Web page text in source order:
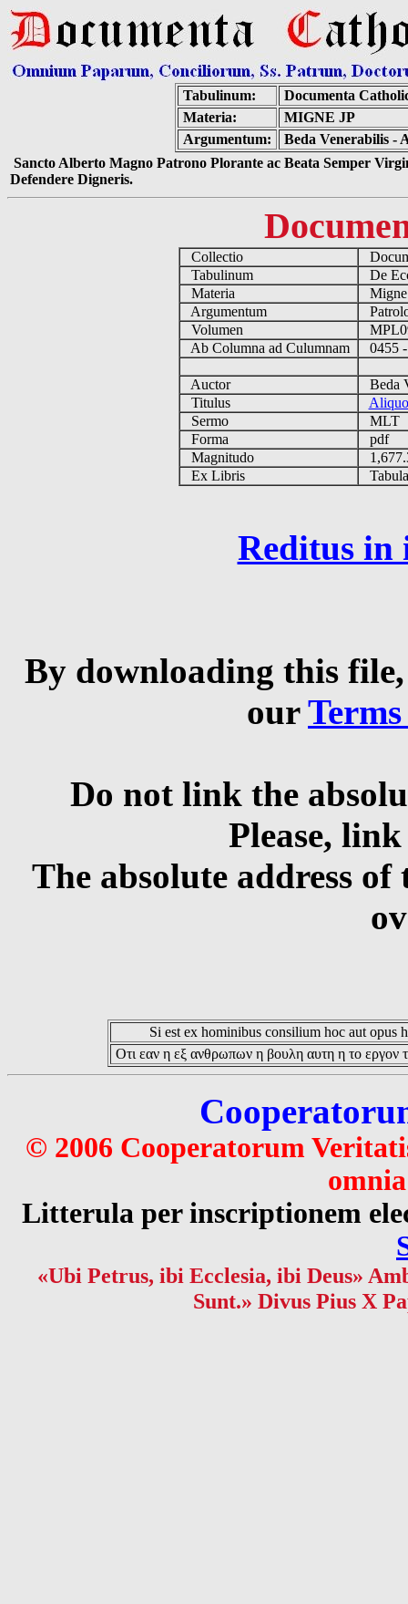
Tabulinum:
Documenta
Materia:
MIGNE JP
Argumentum:
Beda Venerabilis -
Sancto Alberto Magno Patrono Plorante ac Beata Semper
Defendere Digneris.
Collectio
Tabulinum
De
Materia
Argumentum
Volumen
Ab Columna ad Culumnam
0455
Auctor
Beda
Titulus
Sermo
MLT
Forma
pdf
Magnitudo
Ex Libris
Reditus in
By downloading this
our
Do not link the
Please,
The absolute address
Si est ex hominibus consilium hoc aut opus
Οτι εαν η εξ ανθρωπων η βουλη αυτη η το εργον
© 2006 Cooperatorum
Litterula per inscriptionem
«Ubi Petrus, ibi Ecclesia, ibi Deus»
Sunt.» Divus Pius X